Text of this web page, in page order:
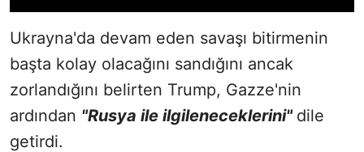
Ukrayna'da devam eden savaşı bitirmenin
başta kolay olacağını sandığını ancak
zorlandığını belirten Trump, Gazze'nin
ardından "Rusya ile ilgileneceklerini" dile
getirdi.